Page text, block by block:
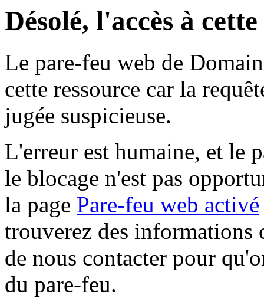
Désolé, l'accès à
Le pare-feu web de
cette ressource car la
jugée suspicieuse.
L'erreur est humaine, et le
le blocage n'est pas
la page Pare-feu web activé
trouverez des informations
de nous contacter pour
du pare-feu.